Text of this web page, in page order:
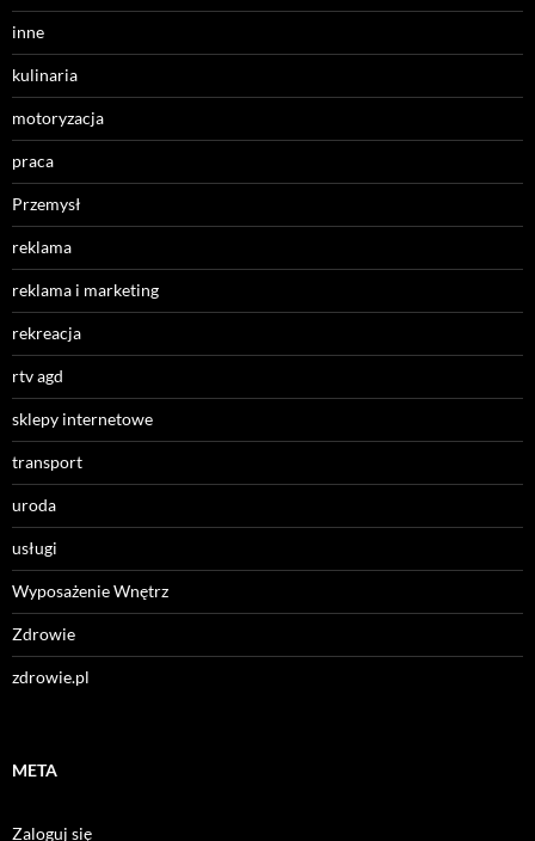
inne
kulinaria
motoryzacja
praca
Przemysł
reklama
reklama i marketing
rekreacja
rtv agd
sklepy internetowe
transport
uroda
usługi
Wyposażenie Wnętrz
Zdrowie
zdrowie.pl
META
Zaloguj się